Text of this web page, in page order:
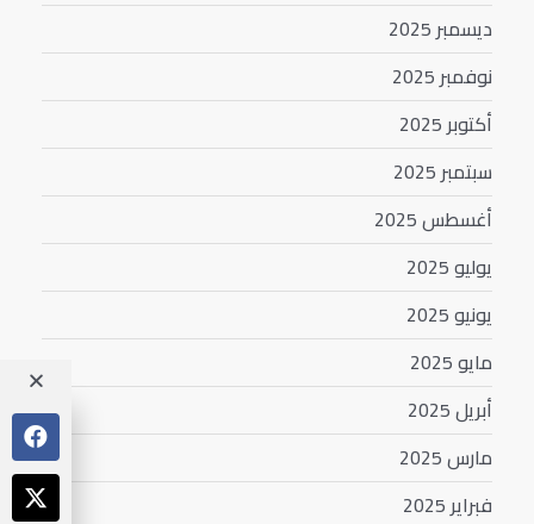
ديسمبر 2025
نوفمبر 2025
أكتوبر 2025
سبتمبر 2025
أغسطس 2025
يوليو 2025
يونيو 2025
مايو 2025
أبريل 2025
مارس 2025
فبراير 2025